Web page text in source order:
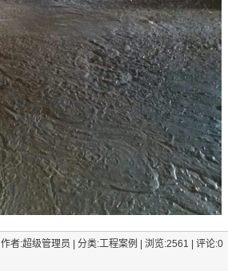
作者:超级管理员 | 分类:工程案例 | 浏览:2561 | 评论:0